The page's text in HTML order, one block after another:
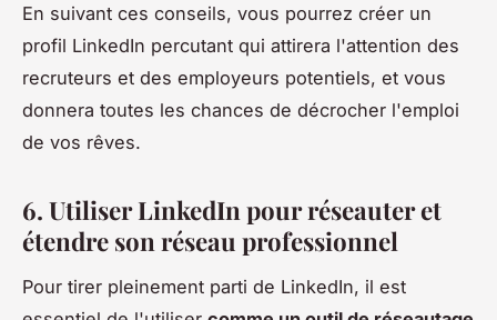
En suivant ces conseils, vous pourrez créer un
profil LinkedIn percutant qui attirera l'attention des
recruteurs et des employeurs potentiels, et vous
donnera toutes les chances de décrocher l'emploi
de vos rêves.
6. Utiliser LinkedIn pour réseauter et
étendre son réseau professionnel
Pour tirer pleinement parti de LinkedIn, il est